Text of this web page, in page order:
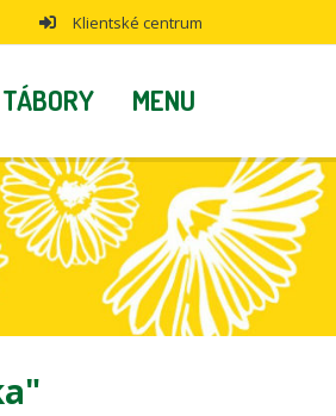
Klientské centrum
TÁBORY MENU